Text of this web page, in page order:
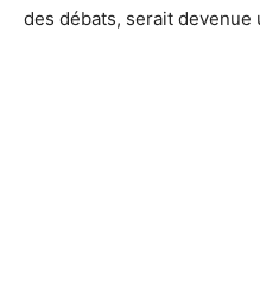
des débats, serait